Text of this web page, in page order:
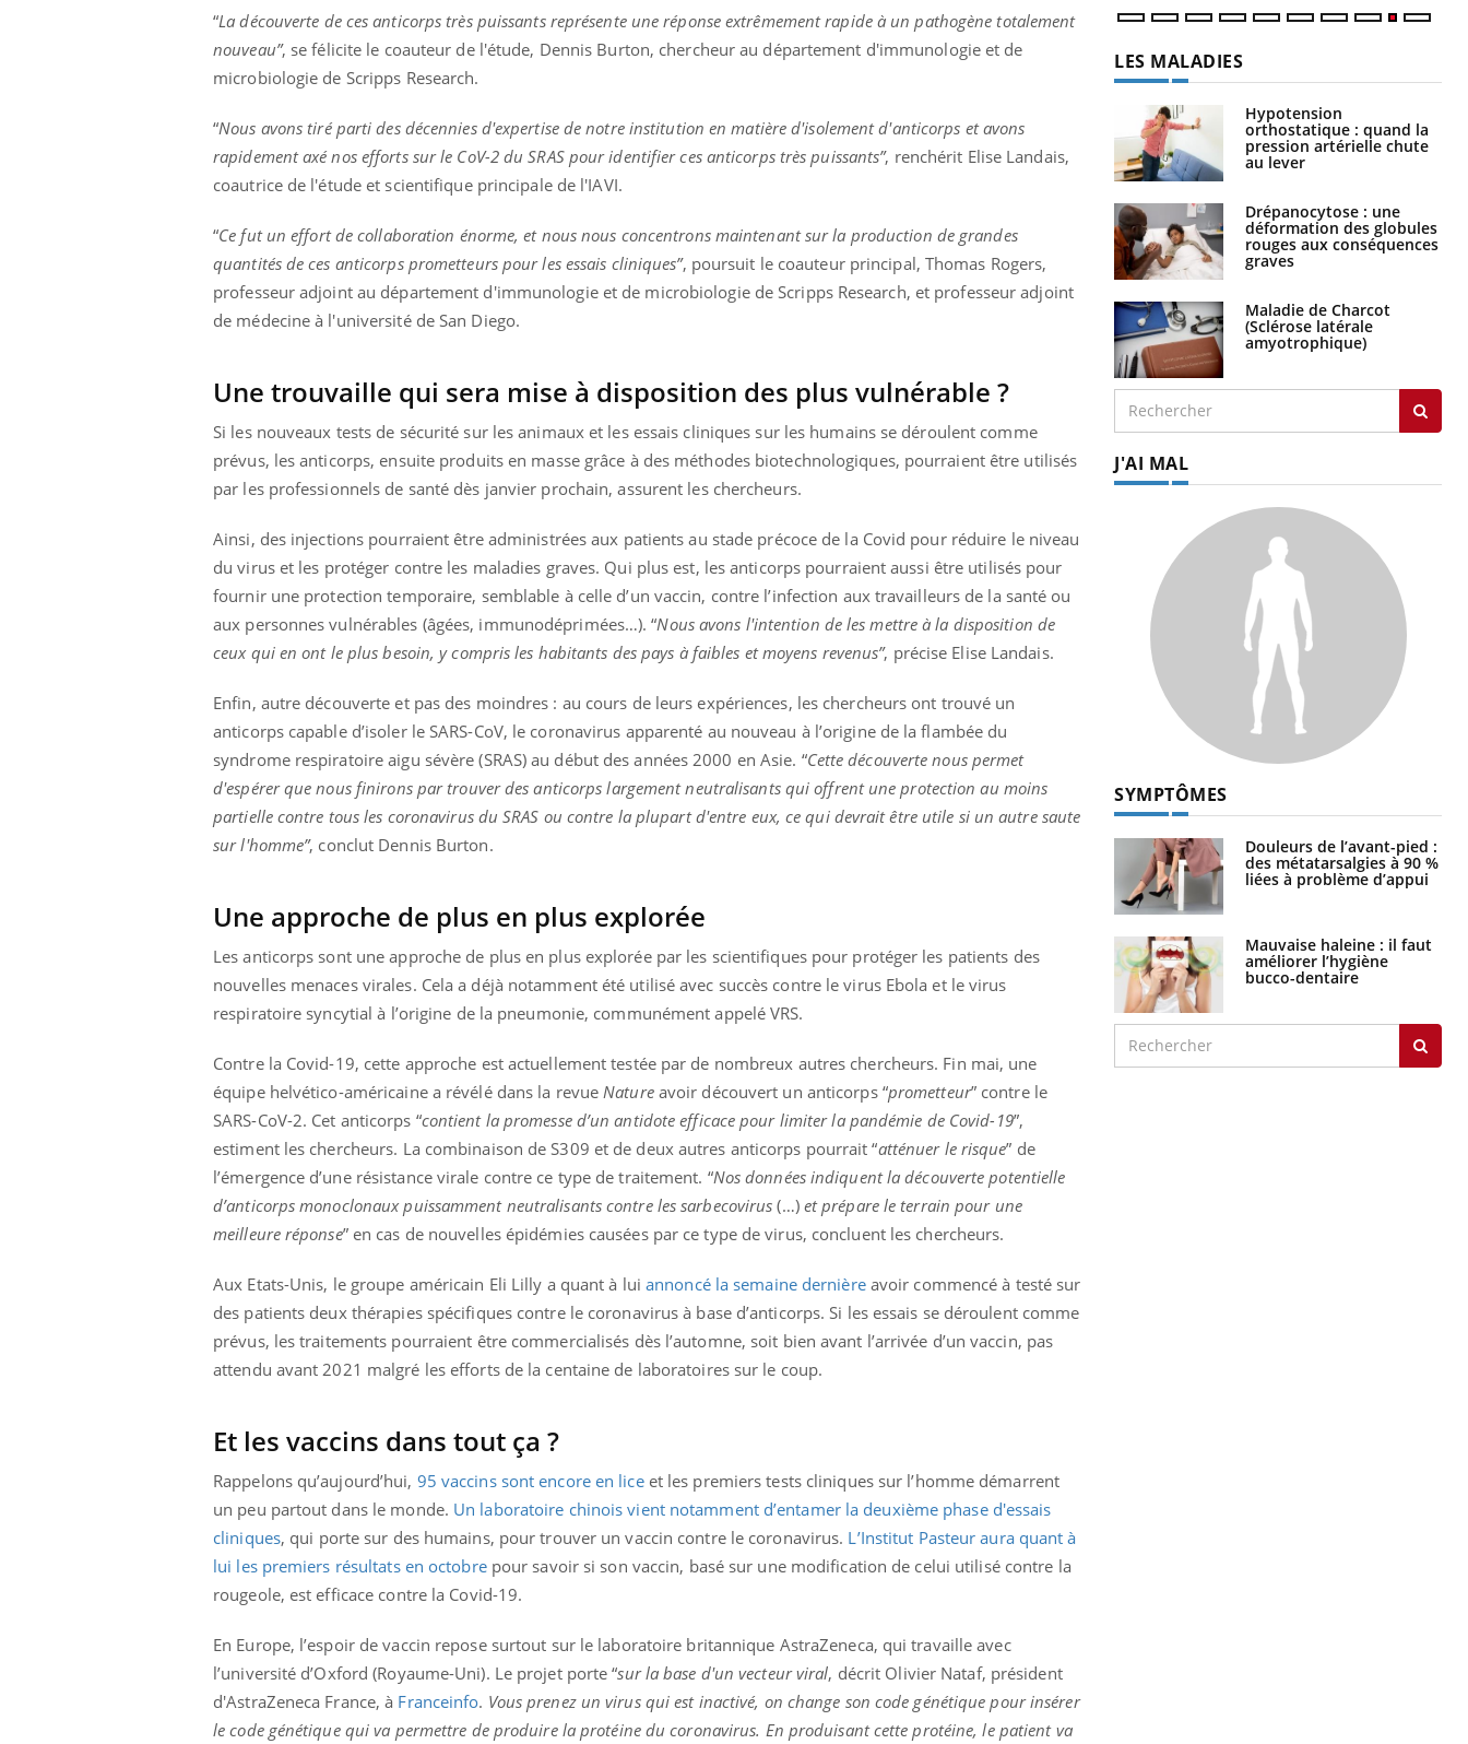
“La découverte de ces anticorps très puissants représente une réponse extrêmement rapide à un pathogène totalement
nouveau”, se félicite le coauteur de l'étude, Dennis Burton, chercheur au département d'immunologie et de
microbiologie de Scripps Research.
“Nous avons tiré parti des décennies d'expertise de notre institution en matière d'isolement d'anticorps et avons
rapidement axé nos efforts sur le CoV-2 du SRAS pour identifier ces anticorps très puissants”, renchérit Elise Landais,
coautrice de l'étude et scientifique principale de l'IAVI.
“Ce fut un effort de collaboration énorme, et nous nous concentrons maintenant sur la production de grandes
quantités de ces anticorps prometteurs pour les essais cliniques”, poursuit le coauteur principal, Thomas Rogers,
professeur adjoint au département d'immunologie et de microbiologie de Scripps Research, et professeur adjoint
de médecine à l'université de San Diego.
Une trouvaille qui sera mise à disposition des plus vulnérable ?
Si les nouveaux tests de sécurité sur les animaux et les essais cliniques sur les humains se déroulent comme
prévus, les anticorps, ensuite produits en masse grâce à des méthodes biotechnologiques, pourraient être utilisés
par les professionnels de santé dès janvier prochain, assurent les chercheurs.
Ainsi, des injections pourraient être administrées aux patients au stade précoce de la Covid pour réduire le niveau
du virus et les protéger contre les maladies graves. Qui plus est, les anticorps pourraient aussi être utilisés pour
fournir une protection temporaire, semblable à celle d’un vaccin, contre l’infection aux travailleurs de la santé ou
aux personnes vulnérables (âgées, immunodéprimées…). “Nous avons l'intention de les mettre à la disposition de
ceux qui en ont le plus besoin, y compris les habitants des pays à faibles et moyens revenus”, précise Elise Landais.
Enfin, autre découverte et pas des moindres : au cours de leurs expériences, les chercheurs ont trouvé un
anticorps capable d’isoler le SARS-CoV, le coronavirus apparenté au nouveau à l’origine de la flambée du
syndrome respiratoire aigu sévère (SRAS) au début des années 2000 en Asie. “Cette découverte nous permet
d'espérer que nous finirons par trouver des anticorps largement neutralisants qui offrent une protection au moins
partielle contre tous les coronavirus du SRAS ou contre la plupart d'entre eux, ce qui devrait être utile si un autre saute
sur l'homme”, conclut Dennis Burton.
Une approche de plus en plus explorée
Les anticorps sont une approche de plus en plus explorée par les scientifiques pour protéger les patients des
nouvelles menaces virales. Cela a déjà notamment été utilisé avec succès contre le virus Ebola et le virus
respiratoire syncytial à l’origine de la pneumonie, communément appelé VRS.
Contre la Covid-19, cette approche est actuellement testée par de nombreux autres chercheurs. Fin mai, une
équipe helvético-américaine a révélé dans la revue Natureavoir découvert un anticorps “prometteur” contre le
SARS-CoV-2. Cet anticorps “contient la promesse d’un antidote efficace pour limiter la pandémie de Covid-19”,
estiment les chercheurs. La combinaison de S309 et de deux autres anticorps pourrait “atténuer le risque” de
l’émergence d’une résistance virale contre ce type de traitement. “Nos données indiquent la découverte potentielle
d’anticorps monoclonaux puissamment neutralisants contre les sarbecovirus(…)et prépare le terrain pour une
meilleure réponse” en cas de nouvelles épidémies causées par ce type de virus, concluent les chercheurs.
Aux Etats-Unis, le groupe américain Eli Lilly a quant à luiannoncé la semaine dernièreavoir commencé à testé sur
des patients deux thérapies spécifiques contre le coronavirus à base d’anticorps. Si les essais se déroulent comme
prévus, les traitements pourraient être commercialisés dès l’automne, soit bien avant l’arrivée d’un vaccin, pas
attendu avant 2021 malgré les efforts de la centaine de laboratoires sur le coup.
Et les vaccins dans tout ça ?
Rappelons qu’aujourd’hui, 95 vaccins sont encore en liceet les premiers tests cliniques sur l’homme démarrent
un peu partout dans le monde. Un laboratoire chinois vient notamment d’entamer la deuxième phase d'essais
cliniques, qui porte sur des humains, pour trouver un vaccin contre le coronavirus. L’Institut Pasteur aura quant à
lui les premiers résultats en octobrepour savoir si son vaccin, basé sur une modification de celui utilisé contre la
rougeole, est efficace contre la Covid-19.
En Europe, l’espoir de vaccin repose surtout sur le laboratoire britannique AstraZeneca, qui travaille avec
l’université d’Oxford (Royaume-Uni). Le projet porte “sur la base d'un vecteur viral, décrit Olivier Nataf, président
d'AstraZeneca France, à Franceinfo. Vous prenez un virus qui est inactivé, on change son code génétique pour insérer
le code génétique qui va permettre de produire la protéine du coronavirus. En produisant cette protéine, le patient va
LES MALADIES
Hypotension
orthostatique : quand la
pression artérielle chute
au lever
Drépanocytose : une
déformation des globules
rouges aux conséquences
graves
Maladie de Charcot
(Sclérose latérale
amyotrophique)
J'AI MAL
SYMPTÔMES
Douleurs de l’avant-pied :
des métatarsalgies à 90 %
liées à problème d’appui
Mauvaise haleine : il faut
améliorer l’hygiène
bucco-dentaire